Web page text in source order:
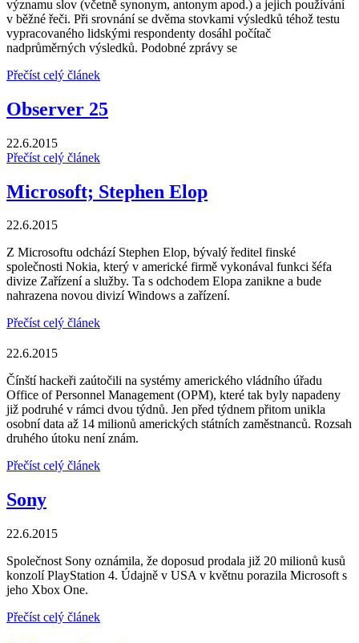
významu slov (včetně synonym, antonym apod.) a jejich používání
v běžné řeči. Při srovnání se dvěma stovkami výsledků téhož testu
vypracovaného lidskými respondenty dosáhl počítač
nadprůměrných výsledků. Podobné zprávy se
Přečíst celý článek
Observer 25
22.6.2015
Přečíst celý článek
Microsoft; Stephen Elop
22.6.2015
Z Microsoftu odchází Stephen Elop, bývalý ředitel finské
společnosti Nokia, který v americké firmě vykonával funkci šéfa
divize Zařízení a služby. Ta s odchodem Elopa zanikne a bude
nahrazena novou divizí Windows a zařízení.
Přečíst celý článek
22.6.2015
Čínští hackeři zaútočili na systémy amerického vládního úřadu
Office of Personnel Management (OPM), které tak byly napadeny
již podruhé v rámci dvou týdnů. Jen před týdnem přitom unikla
osobní data až 14 milionů amerických státních zaměstnanců. Rozsah
druhého útoku není znám.
Přečíst celý článek
Sony
22.6.2015
Společnost Sony oznámila, že doposud prodala již 20 milionů kusů
konzolí PlayStation 4. Údajně v USA v květnu porazila Microsoft s
jeho Xbox One.
Přečíst celý článek